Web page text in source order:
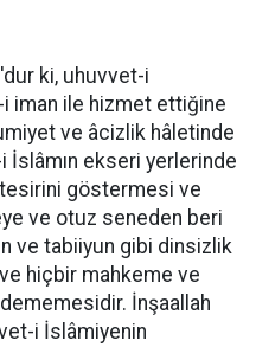
ki, uhuvvet-i
iman ile hizmet ettiğine
ve âcizlik hâletinde
ekseri yerlerinde
göstermesi ve
ve otuz seneden beri
ve tabiiyun gibi dinsizlik
hiçbir mahkeme ve
İnşaallah
i İslâmiyenin